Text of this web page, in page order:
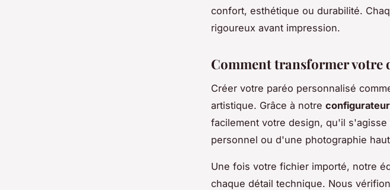
confort, esthétique ou durabilité.
rigoureux avant impression.
Comment transformer votre
Créer votre paréo personnalisé
artistique. Grâce à notre
facilement votre design, qu'il
personnel ou d'une photographie
Une fois votre fichier importé, notre
chaque détail technique. Nous